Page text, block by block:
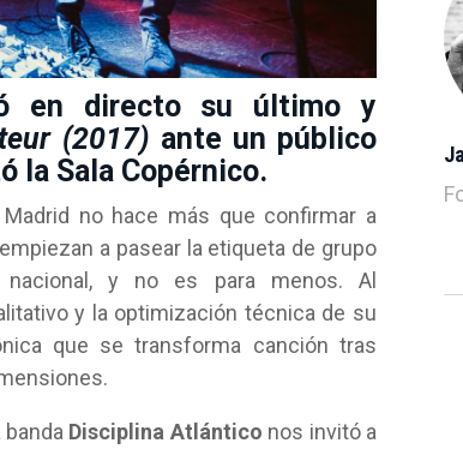
en directo su último y
(2017) ante un público
la Sala Copérnico.
no hace más que confirmar a
a pasear la etiqueta de grupo
y no es para menos. Al
y la optimización técnica de su
que se transforma canción tras
Disciplina Atlántico nos invitó a